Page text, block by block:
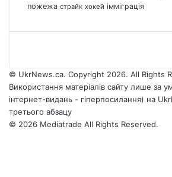
пожежа страйк хокей імміграція
© UkrNews.ca. Copyright 2026. All Rights
Використання матеріалів сайту лише за
інтернет-видань - гіперпосилання) на
третього абзацу
© 2026 Mediatrade All Rights Reserved.